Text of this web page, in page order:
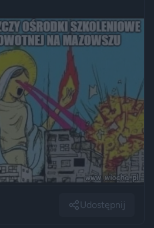
Udostępnij